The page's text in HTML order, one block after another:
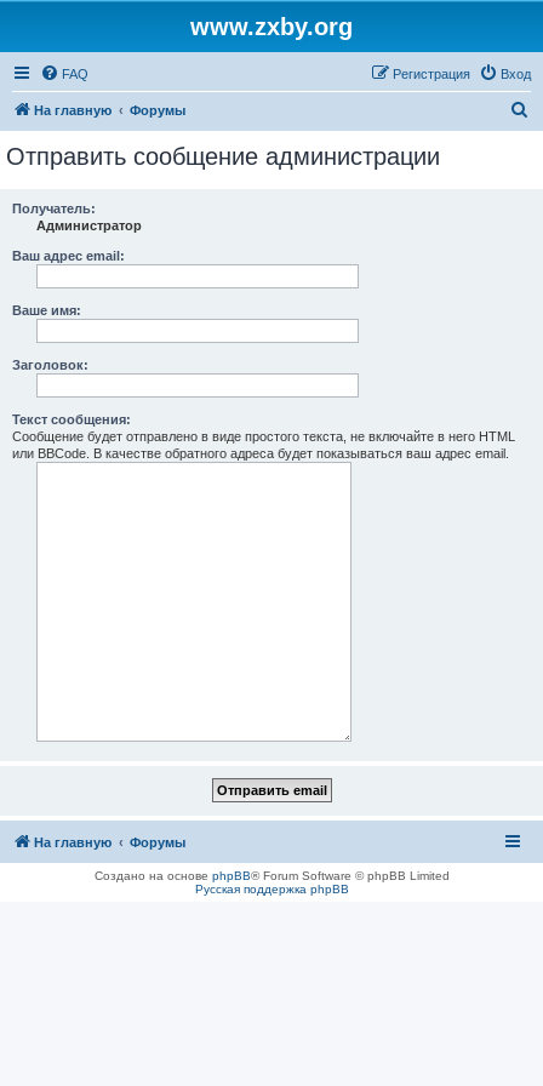
www.zxby.org
FAQ Вход
Регистрация
На главную Форумы
Отправить сообщение администрации
Получатель:
Администратор
Ваш адрес email:
Ваше имя:
Заголовок:
Текст сообщения:
Сообщение будет отправлено в виде простого текста, не включайте в него HTML
или BBCode. В качестве обратного адреса будет показываться ваш адрес email.
На главную Форумы
Создано на основе phpBB® Forum Software © phpBB Limited
Русская поддержка phpBB